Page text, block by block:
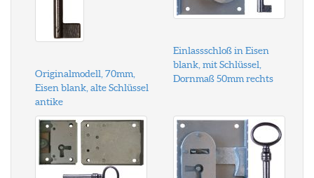
Originalmodell, 70mm,
Eisen blank, alte Schlüssel
antike
Einlassschloß in Eisen
blank, mit Schlüssel,
Dornmaß 50mm rechts